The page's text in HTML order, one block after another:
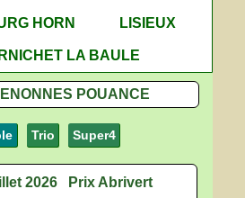
HORN
LISIEUX
LA BAULE
POUANCE
Trio Super4
2026
Prix Abrivert